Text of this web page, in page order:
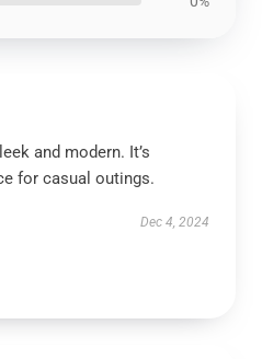
and modern. It’s
for casual outings.
Dec 4, 2024